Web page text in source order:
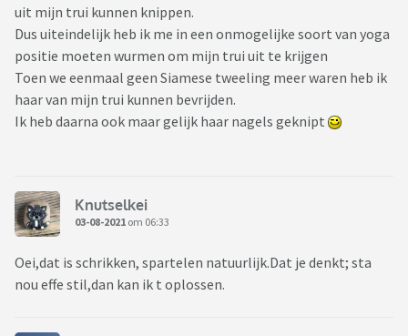
uit mijn trui kunnen knippen.
Dus uiteindelijk heb ik me in een onmogelijke soort van yoga
positie moeten wurmen om mijn trui uit te krijgen
Toen we eenmaal geen Siamese tweeling meer waren heb ik
haar van mijn trui kunnen bevrijden.
Ik heb daarna ook maar gelijk haar nagels geknipt
Knutselkei
03-08-2021 om 06:33
Oei,dat is schrikken, spartelen natuurlijk.Dat je denkt; sta
nou effe stil,dan kan ik t oplossen.